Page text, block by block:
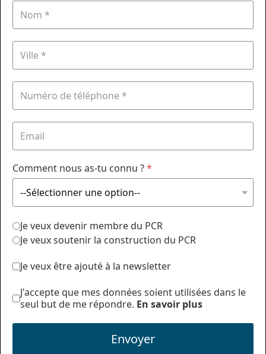
Comment nous as-tu connu ?*
Je veux devenir membre du PCR
Je veux soutenir la construction du PCR
Je veux être ajouté à la newsletter
J'accepte que mes données soient utilisées dans le
seul but de me répondre. En savoir plus
Envoyer